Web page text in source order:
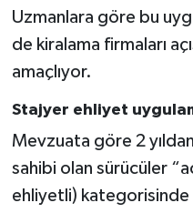
Uzmanlara göre bu
de kiralama firmaları
amaçlıyor.
Stajyer ehliyet
Mevzuata göre 2
sahibi olan sürücüler
ehliyetli)